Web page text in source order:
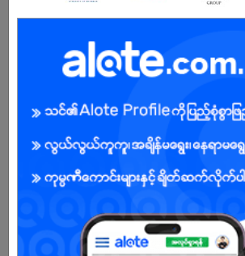
Open To : Male
Already Expired
Don't have an account?